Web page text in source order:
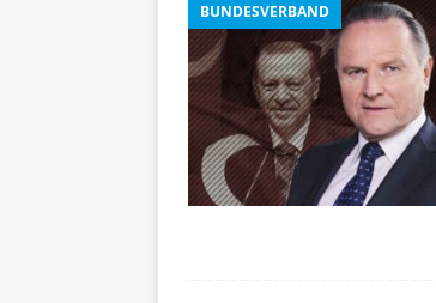
BUNDESVERBAND